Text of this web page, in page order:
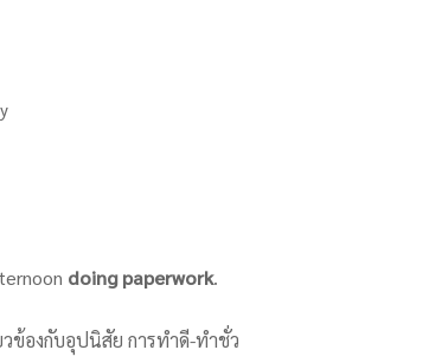
doing paperwork.
วข้องกับอุปนิสัย การทำดี-ทำชั่ว